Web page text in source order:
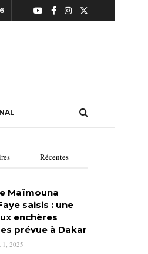
Récentes
Maïmouna
saisis : une
enchères
prévue à Dakar
1, 2025